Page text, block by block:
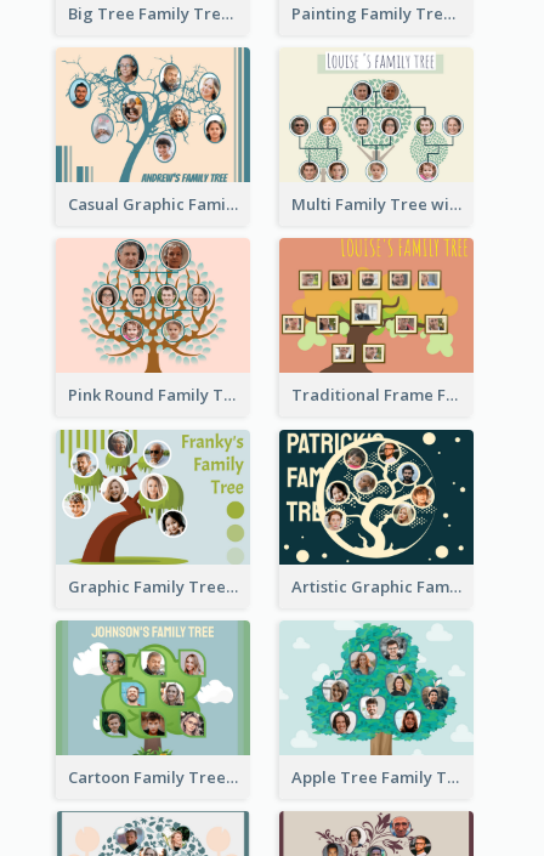
Big Tree Family Tree Painting Family Tree
Casual Graphic Family Tree2 Multi Family Tree with Background
Pink Round Family Tree with Background Traditional Frame Family Tree with Pictures
Graphic Family Tree Artistic Graphic Family Tree
Cartoon Family Tree Apple Tree Family Tree